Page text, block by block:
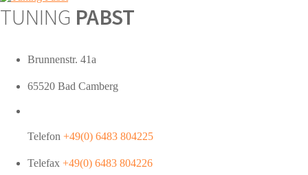
TUNING PABST
Brunnenstr. 41a
65520 Bad Camberg
Telefon +49(0) 6483 804225
Telefax +49(0) 6483 804226